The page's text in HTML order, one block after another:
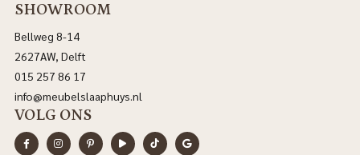
SHOWROOM
Bellweg 8-14
2627AW, Delft
015 257 86 17
info@meubelslaaphuys.nl
VOLG ONS